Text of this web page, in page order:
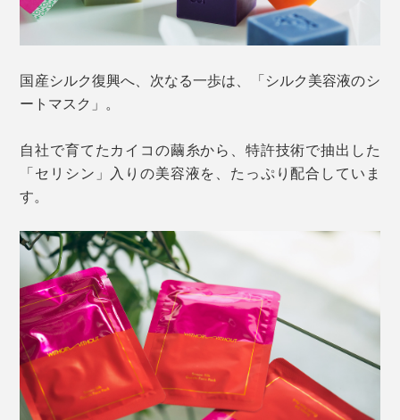
国産シルク復興へ、次なる一歩は、「シルク美容液のシ
ートマスク」。
自社で育てたカイコの繭糸から、特許技術で抽出した
「セリシン」入りの美容液を、たっぷり配合していま
す。